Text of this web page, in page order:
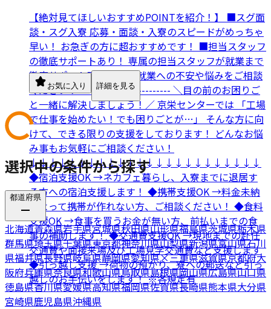
【絶対見てほしいおすすめPOINTを紹介！】 ■スグ面
談・スグ入寮 応募・面談・入寮のスピードがめっちゃ
早い！ お急ぎの方に超おすすめです！ ■担当スタッフ
の徹底サポートあり！ 専属の担当スタッフが就業まで
徹底サポート致します。 就業への不安や悩みをご相談
ください！ ------------------------- ＼目の前のお困りご
と一緒に解決しましょう！／ 京栄センターでは 「工場
で仕事を始めたい！でも困りごとが…」 そんな方に向
けて、できる限りの支援をしております！ どんなお悩
み事もお気軽にご相談ください！
↓↓↓↓↓↓↓↓↓↓↓↓↓↓↓↓↓↓↓↓↓↓↓↓
◆宿泊支援OK →ネカフェ暮らし、入寮までに退居す
る方への宿泊支援します！ ◆携帯支援OK →料金未納
によって携帯が作れない方、ご相談ください！ ◆食料
支援OK →食事を買うお金が無い方、前払いまでの食
事の補助します！ ◆交通費支援OK →現地までの赴任
交通費や面接来場及び工場見学交通費など支援します
◆引っ越し支援 →荷物の預かり、寮への郵送など引っ
越しのお手伝いをします！ ※各規定有
お気に入り 詳細を見る
選択中の条件から探す
都道府県
北海道青森県岩手県宮城県秋田県山形県福島県茨城県栃木県
群馬県埼玉県千葉県東京都神奈川県山梨県新潟県富山県石川
県福井県長野県岐阜県静岡県愛知県×三重県滋賀県京都府大
阪府兵庫県奈良県和歌山県鳥取県島根県岡山県広島県山口県
徳島県香川県愛媛県高知県福岡県佐賀県長崎県熊本県大分県
宮崎県鹿児島県沖縄県